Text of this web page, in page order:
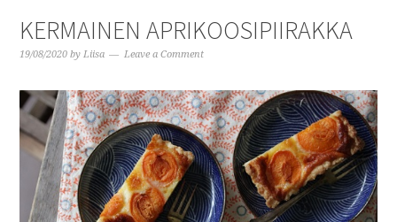
KERMAINEN APRIKOOSIPIIRAKKA
19/08/2020 byLiisa Leave a Comment